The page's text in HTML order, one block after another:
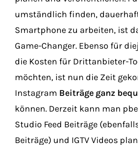
umständlich finden,
Smartphone zu arbeiten, ist
Game-Changer. Ebenso für
die Kosten für Drittanbieter-
möchten, ist nun die Zeit
Instagram Beiträge ganz
können. Derzeit kann man
Studio Feed Beiträge
Beiträge) und IGTV Videos